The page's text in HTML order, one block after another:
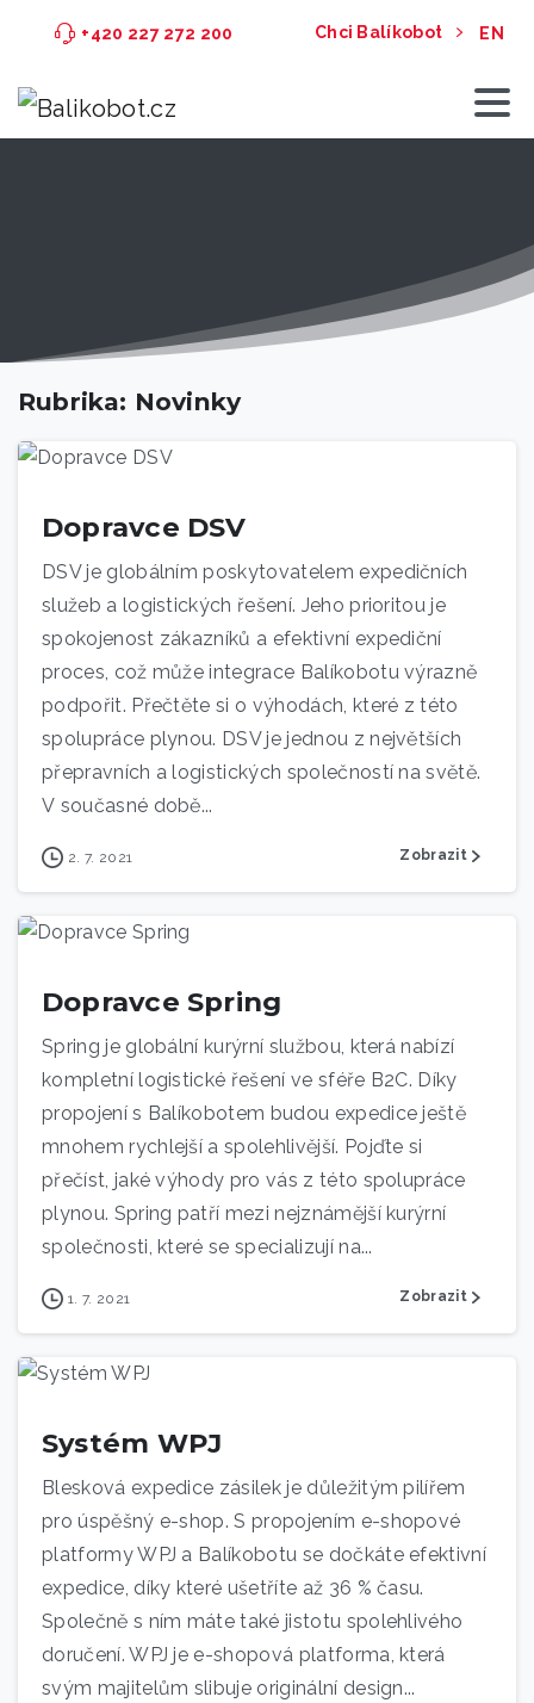
+420 227 272 200 Chci Balíkobot EN
Rubrika: Novinky
Dopravce DSV
DSV je globálním poskytovatelem expedičních
služeb a logistických řešení. Jeho prioritou je
spokojenost zákazníků a efektivní expediční
proces, což může integrace Balíkobotu výrazně
podpořit. Přečtěte si o výhodách, které z této
spolupráce plynou. DSV je jednou z největších
přepravních a logistických společností na světě.
V současné době...
2. 7. 2021 Zobrazit
Dopravce Spring
Spring je globální kurýrní službou, která nabízí
kompletní logistické řešení ve sféře B2C. Díky
propojení s Balíkobotem budou expedice ještě
mnohem rychlejší a spolehlivější. Pojďte si
přečíst, jaké výhody pro vás z této spolupráce
plynou. Spring patří mezi nejznámější kurýrní
společnosti, které se specializují na...
1. 7. 2021 Zobrazit
Systém WPJ
Blesková expedice zásilek je důležitým pilířem
pro úspěšný e-shop. S propojením e-shopové
platformy WPJ a Balíkobotu se dočkáte efektivní
expedice, díky které ušetříte až 36 % času.
Společně s ním máte také jistotu spolehlivého
doručení. WPJ je e-shopová platforma, která
svým majitelům slibuje originální design...